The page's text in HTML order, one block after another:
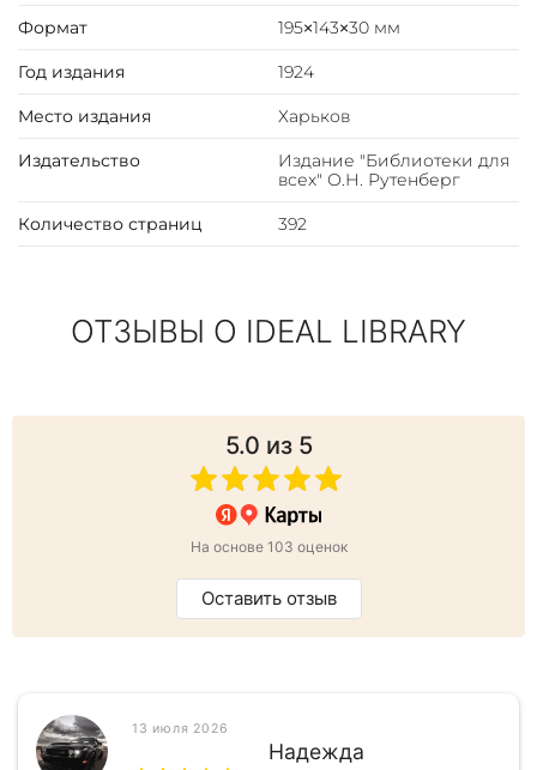
Формат 195×143×30 мм
Год издания 1924
Место издания Харьков
Издательство
Издание "Библиотеки для
всех" О.Н. Рутенберг
Количество страниц 392
ОТЗЫВЫ О IDEAL LIBRARY
5.0 из 5
На основе 103 оценок
Оставить отзыв
13 июля 2026
Надежда